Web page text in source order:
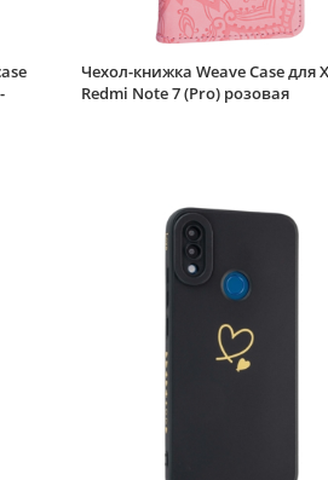
Чехол-книжка Weave Case для
Redmi Note 7 (Pro) розовая